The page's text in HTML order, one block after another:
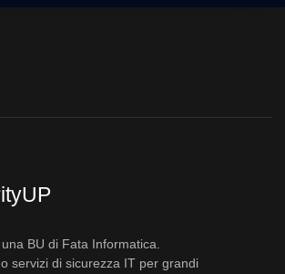
BU di Fata Informatica.
servizi di sicurezza IT per grandi